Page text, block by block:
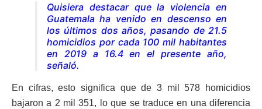
Quisiera destacar que la violencia en
Guatemala ha venido en descenso en
los últimos dos años, pasando de 21.5
homicidios por cada 100 mil habitantes
en 2019 a 16.4 en el presente año,
señaló.
En cifras, esto significa que de 3 mil 578 homicidios
bajaron a 2 mil 351, lo que se traduce en una diferencia